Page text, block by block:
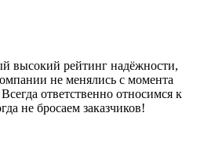
высокий рейтинг надёжности,
не менялись с момента
ответственно относимся к
не бросаем заказчиков!